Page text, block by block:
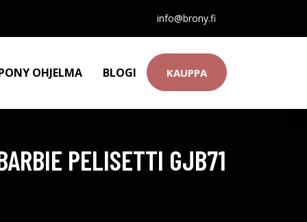
info@brony.fi
OHJELMA BLOGI KAUPPA
PELISETTI GJB71